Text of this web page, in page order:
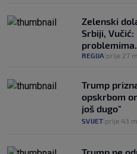
Zelenski
Srbiji,
REGIJA prije 27
Trump
opskrbom
još dugo"
SVIJET prije 43